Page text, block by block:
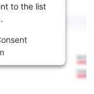
to the list